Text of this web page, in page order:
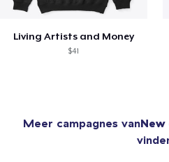
Living Artists and Money
$41
Meer campagnes vanNew